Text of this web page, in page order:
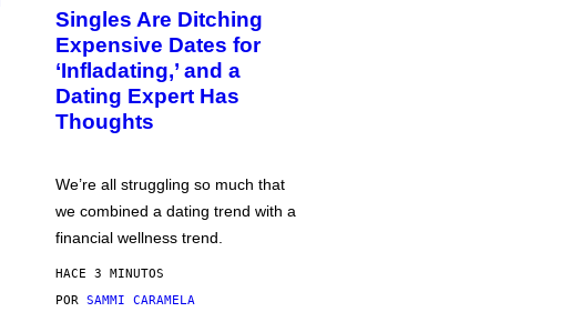
O
:
P
I
X
E
L
F
C
T
G
T
Singles Are Ditching
Expensive Dates for
‘Infladating,’ and a
Dating Expert Has
Thoughts
We’re all struggling so much that
we combined a dating trend with a
financial wellness trend.
HACE 3 MINUTOS
POR SAMMI CARAMELA